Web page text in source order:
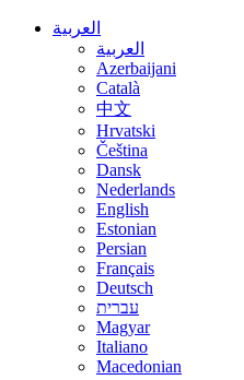
العربية
العربية
Azerbaijani
Català
中文
Hrvatski
Čeština
Dansk
Nederlands
English
Estonian
Persian
Français
Deutsch
עברית
Magyar
Italiano
Macedonian